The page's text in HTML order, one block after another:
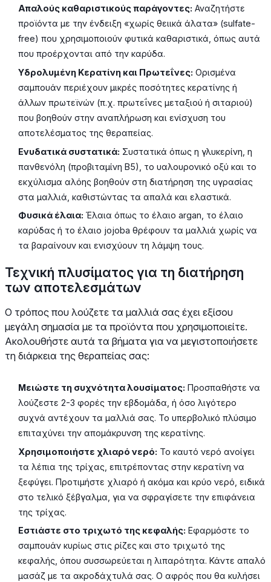
Απαλούς καθαριστικούς παράγοντες: Αναζητήστε
προϊόντα με την ένδειξη «χωρίς θειικά άλατα» (sulfate-
free) που χρησιμοποιούν φυτικά καθαριστικά, όπως αυτά
που προέρχονται από την καρύδα.
Υδρολυμένη Κερατίνη και Πρωτεΐνες: Ορισμένα
σαμπουάν περιέχουν μικρές ποσότητες κερατίνης ή
άλλων πρωτεϊνών (π.χ. πρωτεΐνες μεταξιού ή σιταριού)
που βοηθούν στην αναπλήρωση και ενίσχυση του
αποτελέσματος της θεραπείας.
Ενυδατικά συστατικά: Συστατικά όπως η γλυκερίνη, η
πανθενόλη (προβιταμίνη Β5), το υαλουρονικό οξύ και το
εκχύλισμα αλόης βοηθούν στη διατήρηση της υγρασίας
στα μαλλιά, καθιστώντας τα απαλά και ελαστικά.
Φυσικά έλαια: Έλαια όπως το έλαιο argan, το έλαιο
καρύδας ή το έλαιο jojoba θρέφουν τα μαλλιά χωρίς να
τα βαραίνουν και ενισχύουν τη λάμψη τους.
Τεχνική πλυσίματος για τη διατήρηση
των αποτελεσμάτων
Ο τρόπος που λούζετε τα μαλλιά σας έχει εξίσου
μεγάλη σημασία με τα προϊόντα που χρησιμοποιείτε.
Ακολουθήστε αυτά τα βήματα για να μεγιστοποιήσετε
τη διάρκεια της θεραπείας σας:
Μειώστε τη συχνότητα λουσίματος: Προσπαθήστε να
λούζεστε 2-3 φορές την εβδομάδα, ή όσο λιγότερο
συχνά αντέχουν τα μαλλιά σας. Το υπερβολικό πλύσιμο
επιταχύνει την απομάκρυνση της κερατίνης.
Χρησιμοποιήστε χλιαρό νερό: Το καυτό νερό ανοίγει
τα λέπια της τρίχας, επιτρέποντας στην κερατίνη να
ξεφύγει. Προτιμήστε χλιαρό ή ακόμα και κρύο νερό, ειδικά
στο τελικό ξέβγαλμα, για να σφραγίσετε την επιφάνεια
της τρίχας.
Εστιάστε στο τριχωτό της κεφαλής: Εφαρμόστε το
σαμπουάν κυρίως στις ρίζες και στο τριχωτό της
κεφαλής, όπου συσσωρεύεται η λιπαρότητα. Κάντε απαλό
μασάζ με τα ακροδάχτυλά σας. Ο αφρός που θα κυλήσει